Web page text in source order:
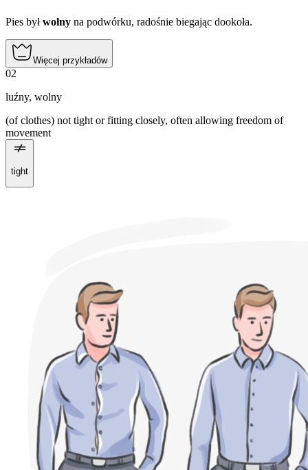
Pies byłwolny na podwórku, radośnie biegając dookoła.
Więcej przykładów
02
luźny, wolny
(of clothes) not tight or fitting closely, often allowing freedom of
movement
tight